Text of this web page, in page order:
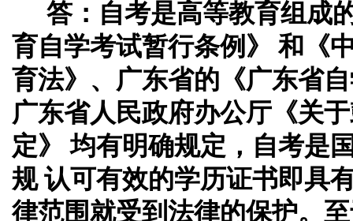
答： 自考是高等教育组成
育自学考试暂行条例》 和《
育法》、广东省的《广东省
广东省人民政府办公厅《关
定》 均有明确规定，自考是
规 认可有效的学历证书即具
律范围就受到法律的保护。